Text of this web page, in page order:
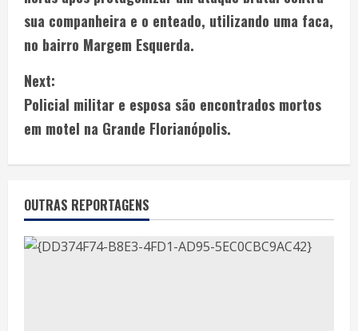
sua companheira e o enteado, utilizando uma faca,
no bairro Margem Esquerda.
Next:
Policial militar e esposa são encontrados mortos
em motel na Grande Florianópolis.
OUTRAS REPORTAGENS